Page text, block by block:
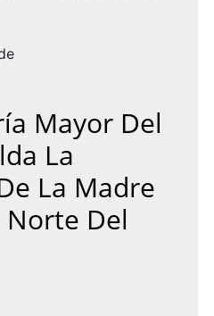
Mayor Del
La
La Madre
Norte Del